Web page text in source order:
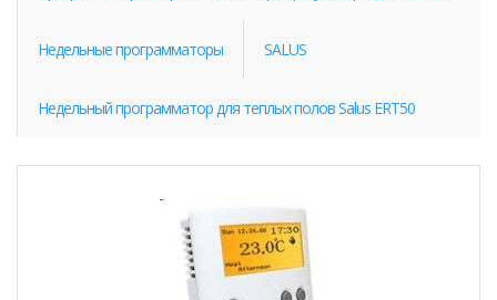
Недельные программаторы SALUS
Недельный программатор для теплых полов Salus ERT50